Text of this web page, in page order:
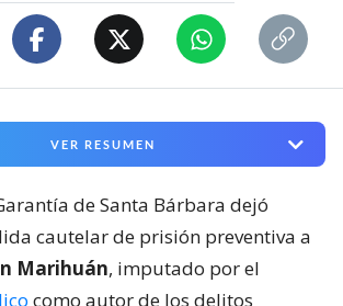
VER RESUMEN
de Santa Bárbara dejó
cautelar de prisión preventiva a
Marihuán, imputado por el
como autor de los delitos